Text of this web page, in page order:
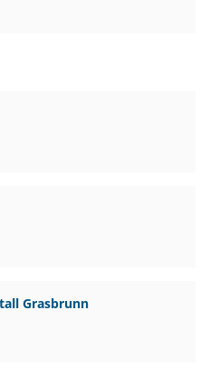
Grasbrunn